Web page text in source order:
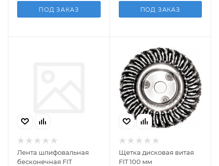
ПОД ЗАКАЗ ПОД ЗАКАЗ
Лента шлифовальная
бесконечная FIT
Щетка дисковая витая
FIT 100 мм